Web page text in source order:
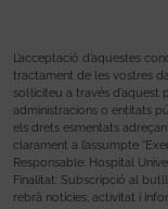
L’acceptació d’aquestes
tractament de les vostres
sol·liciteu a través
administracions o entitats
els drets esmentats
clarament a l’assumpte
Responsable: Hospital
Finalitat: Subscripció al
rebrà notícies, activitat i